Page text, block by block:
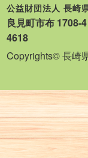
公益財団法人 長崎
良見町市布 1708-
4618
Copyrights© 長崎